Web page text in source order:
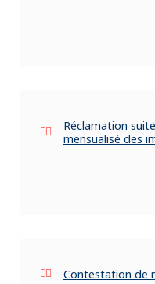
Réclamation
mensualisé des
Contestation de